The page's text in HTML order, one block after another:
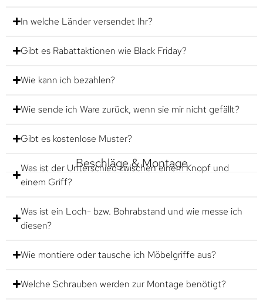
In welche Länder versendet Ihr?
Gibt es Rabattaktionen wie Black Friday?
Wie kann ich bezahlen?
Wie sende ich Ware zurück, wenn sie mir nicht gefällt?
Gibt es kostenlose Muster?
Beschläge & Montage
Was ist der Unterschied zwischen einem Knopf und
einem Griff?
Was ist ein Loch- bzw. Bohrabstand und wie messe ich
diesen?
Wie montiere oder tausche ich Möbelgriffe aus?
Welche Schrauben werden zur Montage benötigt?